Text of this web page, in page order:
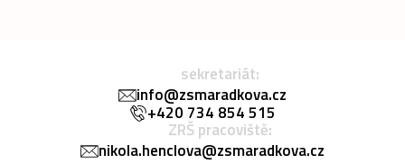
sekretariát:
info@zsmaradkova.cz
+420 734 854 515
ZRŠ pracoviště:
nikola.henclova@zsmaradkova.cz